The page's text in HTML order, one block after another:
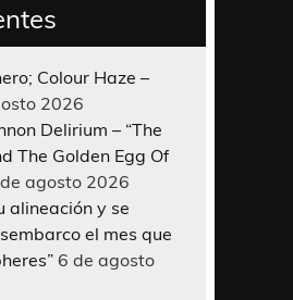
Colour Haze –
2026
Delirium – “The
The Golden Egg Of
agosto 2026
alineación y se
el mes que
6 de agosto